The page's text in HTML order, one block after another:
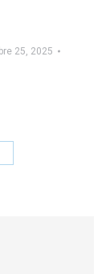
25, 2025